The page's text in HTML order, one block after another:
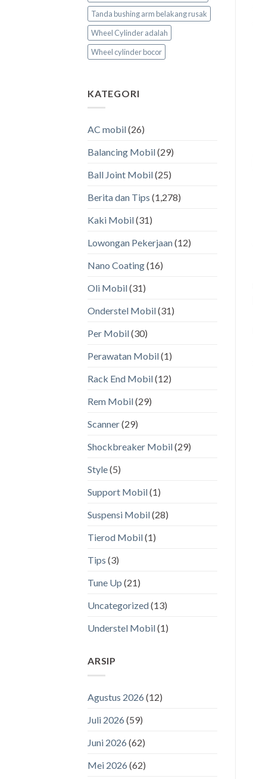
Tanda bushing arm belakang rusak
Wheel Cylinder adalah
Wheel cylinder bocor
KATEGORI
AC mobil(26)
Balancing Mobil(29)
Ball Joint Mobil(25)
Berita dan Tips (1,278)
Kaki Mobil(31)
Lowongan Pekerjaan(12)
Nano Coating(16)
Oli Mobil(31)
Onderstel Mobil(31)
Per Mobil(30)
Perawatan Mobil(1)
Rack End Mobil(12)
Rem Mobil(29)
Scanner(29)
Shockbreaker Mobil(29)
Style(5)
Support Mobil(1)
Suspensi Mobil(28)
Tierod Mobil(1)
Tips (3)
Tune Up (21)
Uncategorized(13)
Understel Mobil(1)
ARSIP
Agustus 2026 (12)
Juli 2026 (59)
Juni 2026 (62)
Mei 2026 (62)